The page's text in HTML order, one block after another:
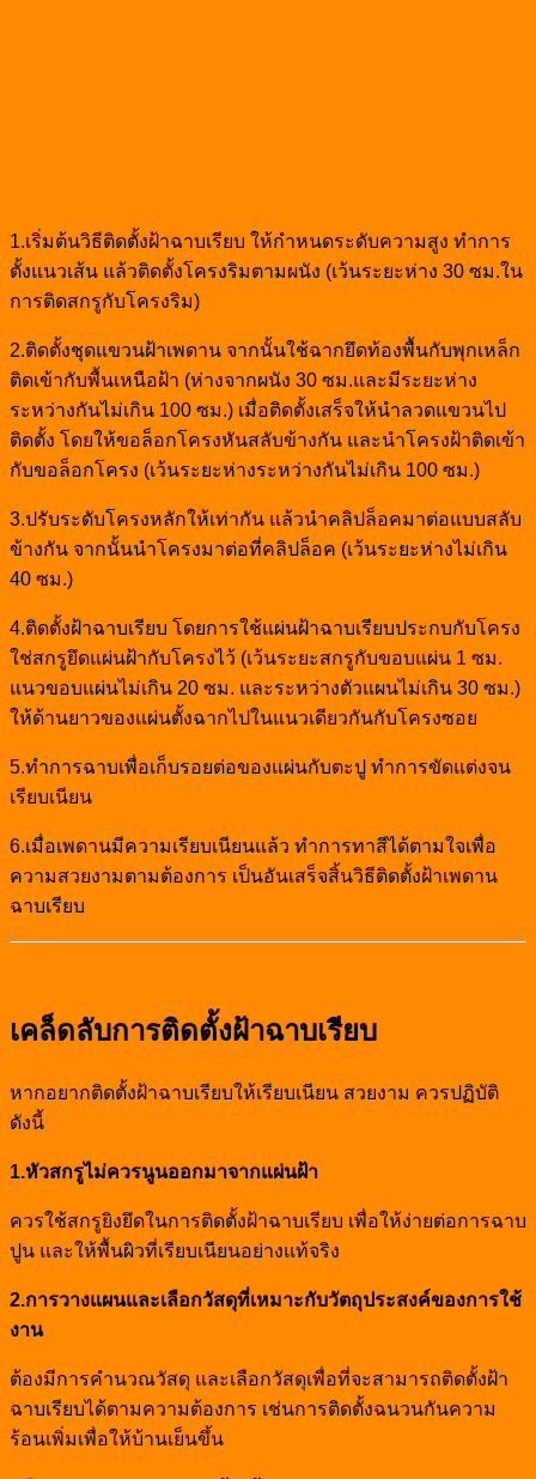
1.เริ่มต้นวิธีติดตั้งฝ้าฉาบเรียบ ให้กำหนดระดับความสูง ทำการ
ตั้งแนวเส้น แล้วติดตั้งโครงริมตามผนัง (เว้นระยะห่าง 30 ซม.ใน
การติดสกรูกับโครงริม)
2.ติดตั้งชุดแขวนฝ้าเพดาน จากนั้นใช้ฉากยึดท้องพื้นกับพุกเหล็ก
ติดเข้ากับพื้นเหนือฝ้า (ห่างจากผนัง 30 ซม.และมีระยะห่าง
ระหว่างกันไม่เกิน 100 ซม.) เมื่อติดตั้งเสร็จให้นำลวดแขวนไป
ติดตั้ง โดยให้ขอล็อกโครงหันสลับข้างกัน และนำโครงฝ้าติดเข้า
กับขอล็อกโครง (เว้นระยะห่างระหว่างกันไม่เกิน 100 ซม.)
3.ปรับระดับโครงหลักให้เท่ากัน แล้วนำคลิปล็อคมาต่อแบบสลับ
ข้างกัน จากนั้นนำโครงมาต่อที่คลิปล็อค (เว้นระยะห่างไม่เกิน
40 ซม.)
4.ติดตั้งฝ้าฉาบเรียบ โดยการใช้แผ่นฝ้าฉาบเรียบประกบกับโครง
ใช่สกรูยึดแผ่นฝ้ากับโครงไว้ (เว้นระยะสกรูกับขอบแผ่น 1 ซม.
แนวขอบแผ่นไม่เกิน 20 ซม. และระหว่างตัวแผนไม่เกิน 30 ซม.)
ให้ด้านยาวของแผ่นตั้งฉากไปในแนวเดียวกันกับโครงซอย
5.ทำการฉาบเพื่อเก็บรอยต่อของแผ่นกับตะปู ทำการขัดแต่งจน
เรียบเนียน
6.เมื่อเพดานมีความเรียบเนียนแล้ว ทำการทาสีได้ตามใจเพื่อ
ความสวยงามตามต้องการ เป็นอันเสร็จสิ้นวิธีติดตั้งฝ้าเพดาน
ฉาบเรียบ
เคล็ดลับการติดตั้งฝ้าฉาบเรียบ
หากอยากติดตั้งฝ้าฉาบเรียบให้เรียบเนียน สวยงาม ควรปฏิบัติ
ดังนี้
1.หัวสกรูไม่ควรนูนออกมาจากแผ่นฝ้า
ควรใช้สกรูยิงยึดในการติดตั้งฝ้าฉาบเรียบ เพื่อให้ง่ายต่อการฉาบ
ปูน และให้พื้นผิวที่เรียบเนียนอย่างแท้จริง
2.การวางแผนและเลือกวัสดุที่เหมาะกับวัตถุประสงค์ของการใช้
งาน
ต้องมีการคำนวณวัสดุ และเลือกวัสดุเพื่อที่จะสามารถติดตั้งฝ้า
ฉาบเรียบได้ตามความต้องการ เช่นการติดตั้งฉนวนกันความ
ร้อนเพิ่มเพื่อให้บ้านเย็นขึ้น